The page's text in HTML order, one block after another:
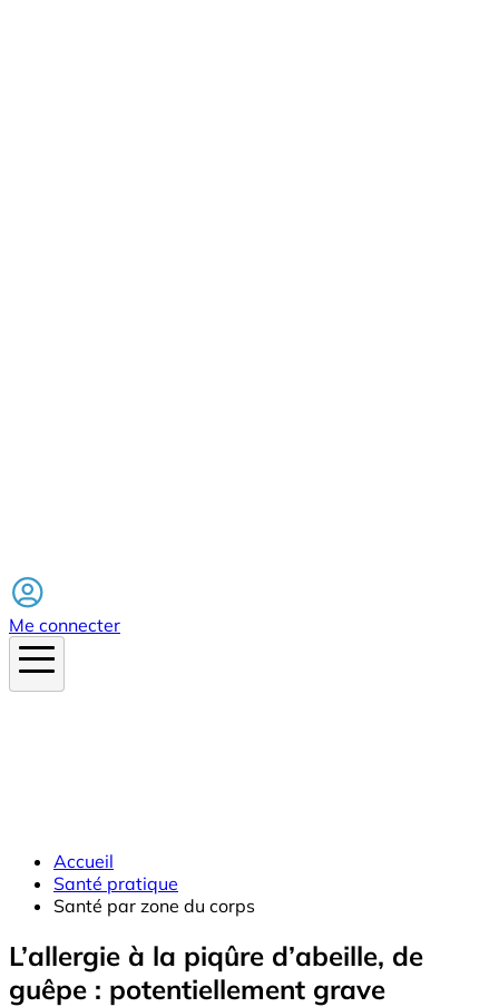
Me connecter
Accueil
Santé pratique
Santé par zone du corps
L’allergie à la piqûre d’abeille, de
guêpe : potentiellement grave